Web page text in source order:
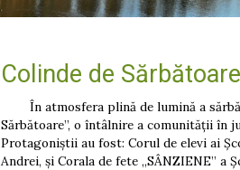
Colinde de
În atmosfera plină de lumină a
Sărbătoare”, o întâlnire a comunității în
Protagoniștii au fost: Corul de elevi ai
Andrei, și Corala de fete „SÂNZIENE”